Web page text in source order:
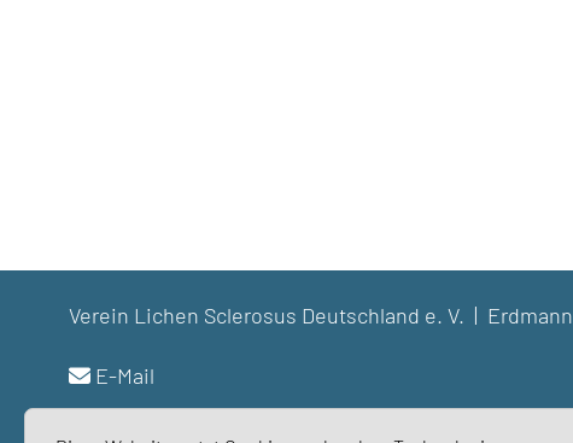
Verein Lichen Sclerosus Deutschland e. V. |
E-Mail